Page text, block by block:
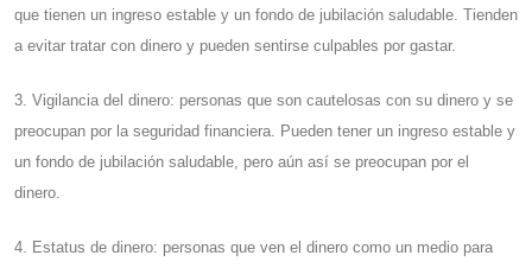
que tienen un ingreso estable y un fondo de jubilación saludable. Tienden
a evitar tratar con dinero y pueden sentirse culpables por gastar.
3. Vigilancia del dinero: personas que son cautelosas con su dinero y se
preocupan por la seguridad financiera. Pueden tener un ingreso estable y
un fondo de jubilación saludable, pero aún así se preocupan por el
dinero.
4. Estatus de dinero: personas que ven el dinero como un medio para